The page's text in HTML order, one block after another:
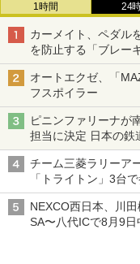
1時間 24
カーメイト、ペダル
を防止する「ブレー
オートエクゼ、「
フスポイラー
ピニンファリーナが
担当に決定 日本の鉄
チーム三菱ラリーア
「トライトン」3台
NEXCO西日本、川
SA〜八代ICで8月9